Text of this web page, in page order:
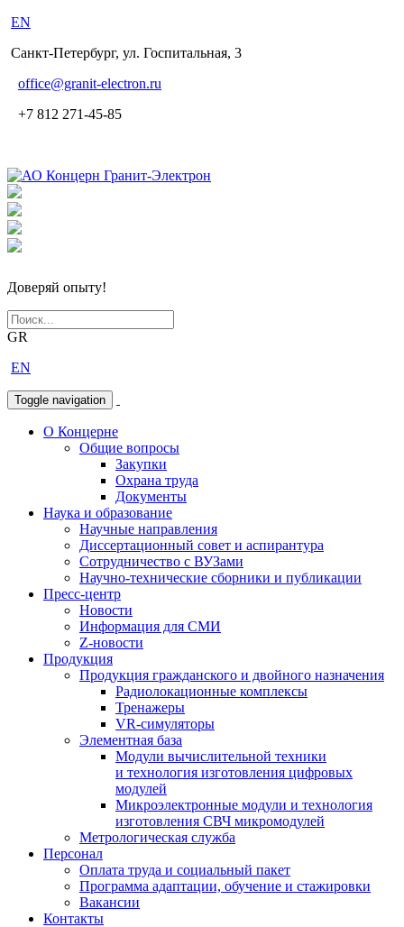
EN
Санкт-Петербург, ул. Госпитальная, 3
office@granit-electron.ru
+7 812 271-45-85
Доверяй опыту!
GR
EN
Toggle navigation
О Концерне
Общие вопросы
Закупки
Охрана труда
Документы
Наука и образование
Научные направления
Диссертационный совет и аспирантура
Сотрудничество с ВУЗами
Научно-технические сборники и публикации
Пресс-центр
Новости
Информация для СМИ
Z-новости
Продукция
Продукция гражданского и двойного назначения
Радиолокационные комплексы
Тренажеры
VR-симуляторы
Элементная база
Модули вычислительной техники
и технология изготовления цифровых
модулей
Микроэлектронные модули и технология
изготовления СВЧ микромодулей
Метрологическая служба
Персонал
Оплата труда и социальный пакет
Программа адаптации, обучение и стажировки
Вакансии
Контакты